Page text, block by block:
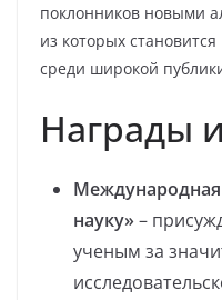
поклонников новыми
из которых
среди широкой
Награды
науку»–
ученым за